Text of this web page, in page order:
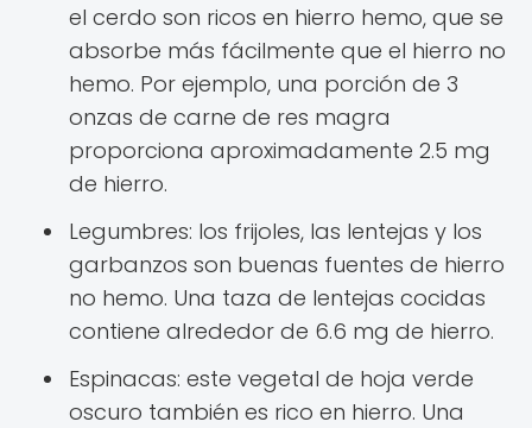
el cerdo son ricos en hierro hemo, que se
absorbe más fácilmente que el hierro no
hemo. Por ejemplo, una porción de 3
onzas de carne de res magra
proporciona aproximadamente 2.5 mg
de hierro.
Legumbres: los frijoles, las lentejas y los
garbanzos son buenas fuentes de hierro
no hemo. Una taza de lentejas cocidas
contiene alrededor de 6.6 mg de hierro.
Espinacas: este vegetal de hoja verde
oscuro también es rico en hierro. Una